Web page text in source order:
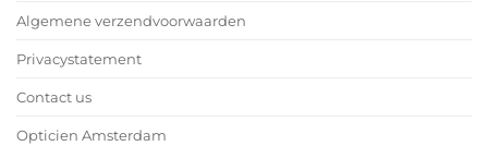
Algemene verzendvoorwaarden
Privacystatement
Contact us
Opticien Amsterdam